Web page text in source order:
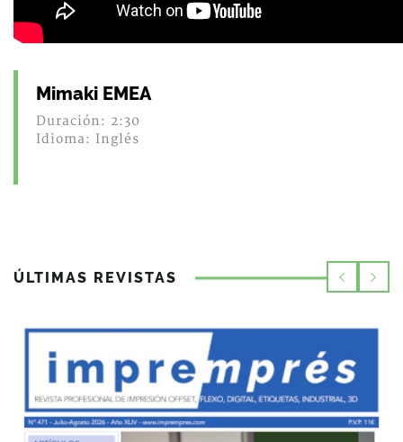
Mimaki EMEA
Duración: 2:30
Idioma: Inglés
ÚLTIMAS REVISTAS